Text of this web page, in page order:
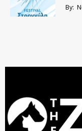
By: